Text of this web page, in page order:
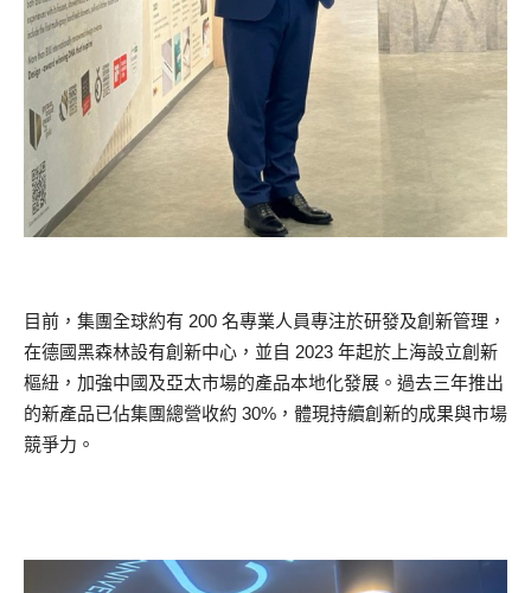
目前，集團全球約有 200 名專業人員專注於研發及創新管理，
在德國黑森林設有創新中心，並自 2023 年起於上海設立創新
樞紐，加強中國及亞太市場的產品本地化發展。過去三年推出
的新產品已佔集團總營收約 30%，體現持續創新的成果與市場
競爭力。